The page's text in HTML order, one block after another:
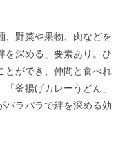
、野菜や果物、肉などを
を深める」要素あり。ひ
とができ、仲間と食べれ
釜揚げカレーうどん」
バラバラで絆を深める効